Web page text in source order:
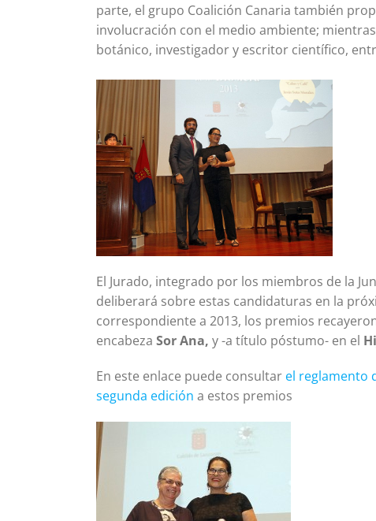
parte, el grupo Coalición Canaria también
involucración con el medio ambiente;
botánico, investigador y escritor científico,
El Jurado, integrado por los miembros de la
deliberará sobre estas candidaturas en la
correspondiente a 2013, los premios
encabeza Sor Ana, y -a título póstumo- en el
En este enlace puede consultar el reglamento
segunda edición a estos premios